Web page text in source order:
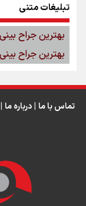
پزشکیان: ثبت
تاریخ متنوع و
تبلیغات متنی
بهترین جراح
بهترین جراح
تماس با ما درباره ما